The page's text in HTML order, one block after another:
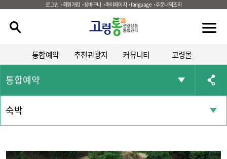
로그인 회원가입 장바구니 마이페이지 language 주문내역조회
통합예약 추천관광지 커뮤니티 고령몰
통합예약
숙박